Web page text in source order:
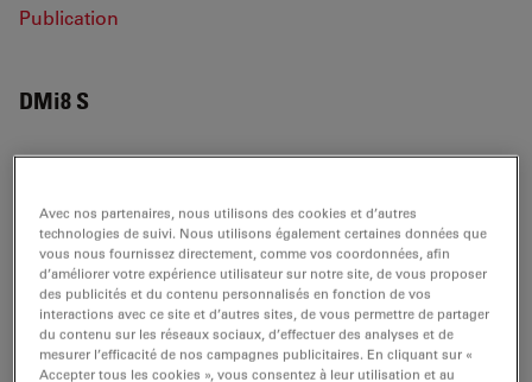
Publication
DMi8 S
BROCHURE OR FLYER
Leica DMi8S-PLU-Flyer EN
Jul 27, 2026 PDF, 911 KB
DOWNLOAD
Avec nos partenaires, nous utilisons des cookies et d’autres
technologies de suivi. Nous utilisons également certaines données que
vous nous fournissez directement, comme vos coordonnées, afin
d’améliorer votre expérience utilisateur sur notre site, de vous proposer
des publicités et du contenu personnalisés en fonction de vos
interactions avec ce site et d’autres sites, de vous permettre de partager
du contenu sur les réseaux sociaux, d’effectuer des analyses et de
mesurer l’efficacité de nos campagnes publicitaires. En cliquant sur «
Accepter tous les cookies », vous consentez à leur utilisation et au